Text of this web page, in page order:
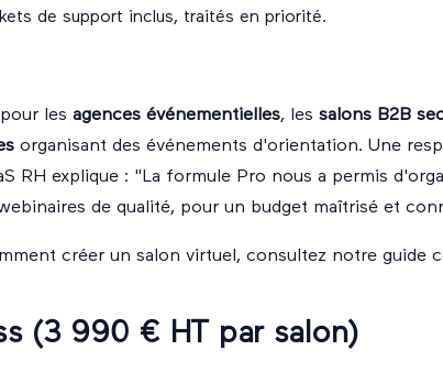
de support inclus, traités en priorité.
les agences événementielles, les salons B2B
organisant des événements d'orientation. Une
RH explique : "La formule Pro nous a permis
de qualité, pour un budget maîtrisé et
créer un salon virtuel , consultez notre guide
(3 990 € HT par salon)